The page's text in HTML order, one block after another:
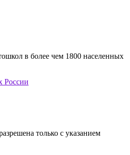
в более чем 1800 населенных
России
только с указанием